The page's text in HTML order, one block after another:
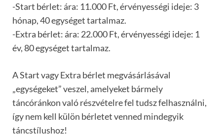
-Start bérlet: ára: 11.000 Ft, érvényességi ideje: 3
hónap, 40 egységet tartalmaz.
-Extra bérlet: ára: 22.000 Ft, érvényességi ideje: 1
év, 80 egységet tartalmaz.
A Start vagy Extra bérlet megvásárlásával
„egységeket” veszel, amelyeket bármely
táncóránkon való részvételre fel tudsz felhasználni,
így nem kell külön bérletet venned mindegyik
táncstílushoz!